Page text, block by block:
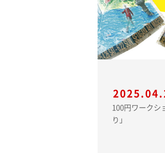
100円ワークショップ 「連画のア
り」